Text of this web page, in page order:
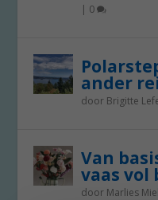
| 0
ander
door Brigitte
Van
vaas vol
door Marlies